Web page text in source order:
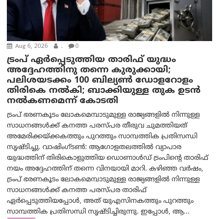
Aug 6, 2026 . 0
ട്രംപ് ഏര്‍പ്പെടുത്തിയ താരിഫ് യുദ്ധം
അദ്ദേഹത്തിനു തന്നെ കുരുക്കായി;
പലിശയടക്കം 100 ബില്യണ്‍ ഡോളറോളം
തിരികെ നല്‍കി; ബാക്കിയുള്ള തുക ഉടന്‍
നല്‍കണമെന്ന് കോടതി
ട്രംപ് ഭരണകൂടം ലോകമെമ്പാടുമുള്ള രാജ്യങ്ങളിൽ നിന്നുള്ള
സാധനങ്ങൾക്ക് കനത്ത പരസ്പര തീരുവ ചുമത്തിയത്
അമേരിക്കയ്ക്കകത്തും പുറത്തും സാമ്പത്തിക പ്രതിസന്ധി
സൃഷ്ടിച്ചു. വാഷിംഗ്ടണ്‍: ആഗോളതലത്തിൽ വ്യാപാര
യുദ്ധത്തിന് തിരികൊളുത്തിയ ഡൊണാൾഡ് ട്രംപിന്റെ താരിഫ്
നയം അദ്ദേഹത്തിന് തന്നെ വിനയായി മാറി. കഴിഞ്ഞ വർഷം,
ട്രംപ് ഭരണകൂടം ലോകമെമ്പാടുമുള്ള രാജ്യങ്ങളിൽ നിന്നുള്ള
സാധനങ്ങൾക്ക് കനത്ത പരസ്പര താരിഫ്
ഏർപ്പെടുത്തിയപ്പോൾ, അത് യുഎസിനകത്തും പുറത്തും
സാമ്പത്തിക പ്രതിസന്ധി സൃഷ്ടിച്ചിരുന്നു. ഇപ്പോൾ, ആ...